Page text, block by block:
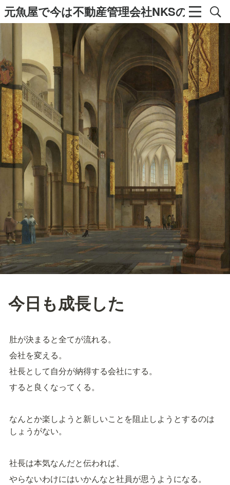
元魚屋で今は不動産管理会社NKSの社長の
今日も成長した
肚が決まると全てが流れる。
会社を変える。
社長として自分が納得する会社にする。
すると良くなってくる。
なんとか楽しようと新しいことを阻止しようとするのは
しょうがない。
社長は本気なんだと伝われば、
やらないわけにはいかんなと社員が思うようになる。